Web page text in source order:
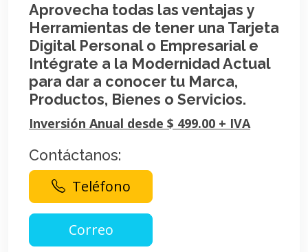
Aprovecha todas las ventajas y
Herramientas de tener una Tarjeta
Digital Personal o Empresarial e
Intégrate a la Modernidad Actual
para dar a conocer tu Marca,
Productos, Bienes o Servicios.
Inversión Anual desde $ 499.00 + IVA
Contáctanos:
Teléfono